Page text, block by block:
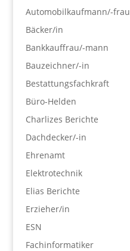
Automobilkaufmann/-frau
Bäcker/in
Bankkauffrau/-mann
Bauzeichner/-in
Bestattungsfachkraft
Büro-Helden
Charlizes Berichte
Dachdecker/-in
Ehrenamt
Elektrotechnik
Elias Berichte
Erzieher/in
ESN
Fachinformatiker